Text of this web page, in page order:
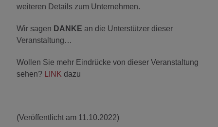
weiteren Details zum Unternehmen.
Wir sagen DANKE an die Unterstützer dieser
Veranstaltung…
Wollen Sie mehr Eindrücke von dieser Veranstaltung
sehen?
LINK dazu
(Veröffentlicht am 11.10.2022)